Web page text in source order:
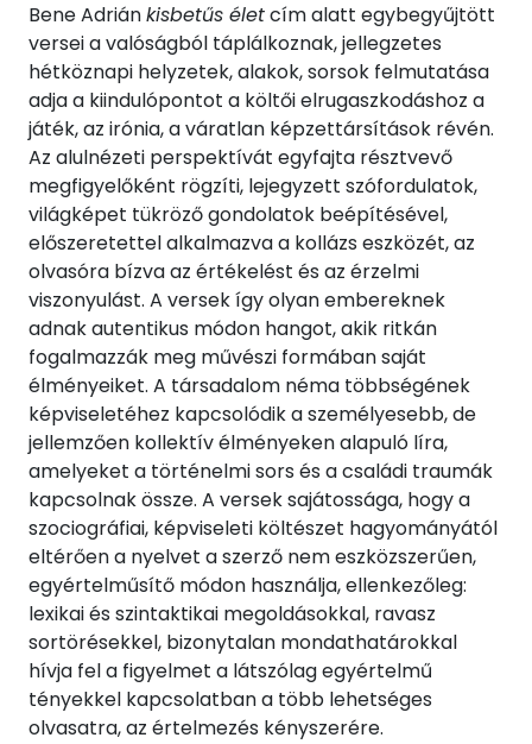
Bene Adriánkisbetűs életcím alatt egybegyűjtött
versei a valóságból táplálkoznak, jellegzetes
hétköznapi helyzetek, alakok, sorsok felmutatása
adja a kiindulópontot a költői elrugaszkodáshoz a
játék, az irónia, a váratlan képzettársítások révén.
Az alulnézeti perspektívát egyfajta résztvevő
megfigyelőként rögzíti, lejegyzett szófordulatok,
világképet tükröző gondolatok beépítésével,
előszeretettel alkalmazva a kollázs eszközét, az
olvasóra bízva az értékelést és az érzelmi
viszonyulást. A versek így olyan embereknek
adnak autentikus módon hangot, akik ritkán
fogalmazzák meg művészi formában saját
élményeiket. A társadalom néma többségének
képviseletéhez kapcsolódik a személyesebb, de
jellemzően kollektív élményeken alapuló líra,
amelyeket a történelmi sors és a családi traumák
kapcsolnak össze. A versek sajátossága, hogy a
szociográfiai, képviseleti költészet hagyományától
eltérően a nyelvet a szerző nem eszközszerűen,
egyértelműsítő módon használja, ellenkezőleg:
lexikai és szintaktikai megoldásokkal, ravasz
sortörésekkel, bizonytalan mondathatárokkal
hívja fel a figyelmet a látszólag egyértelmű
tényekkel kapcsolatban a több lehetséges
olvasatra, az értelmezés kényszerére.